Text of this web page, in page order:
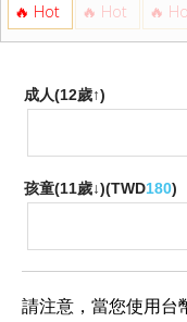
成人(12歲↑)
孩童(11歲↓)(TWD180)
請注意，當您使用台